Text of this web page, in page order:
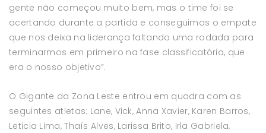
gente não começou muito bem, mas o time foi se
acertando durante a partida e conseguimos o empate
que nos deixa na liderança faltando uma rodada para
terminarmos em primeiro na fase classificatória, que
era o nosso objetivo”.
O Gigante da Zona Leste entrou em quadra com as
seguintes atletas: Lane, Vick, Anna Xavier, Karen Barros,
Leticia Lima, Thaís Alves, Larissa Brito, Irla Gabriela,